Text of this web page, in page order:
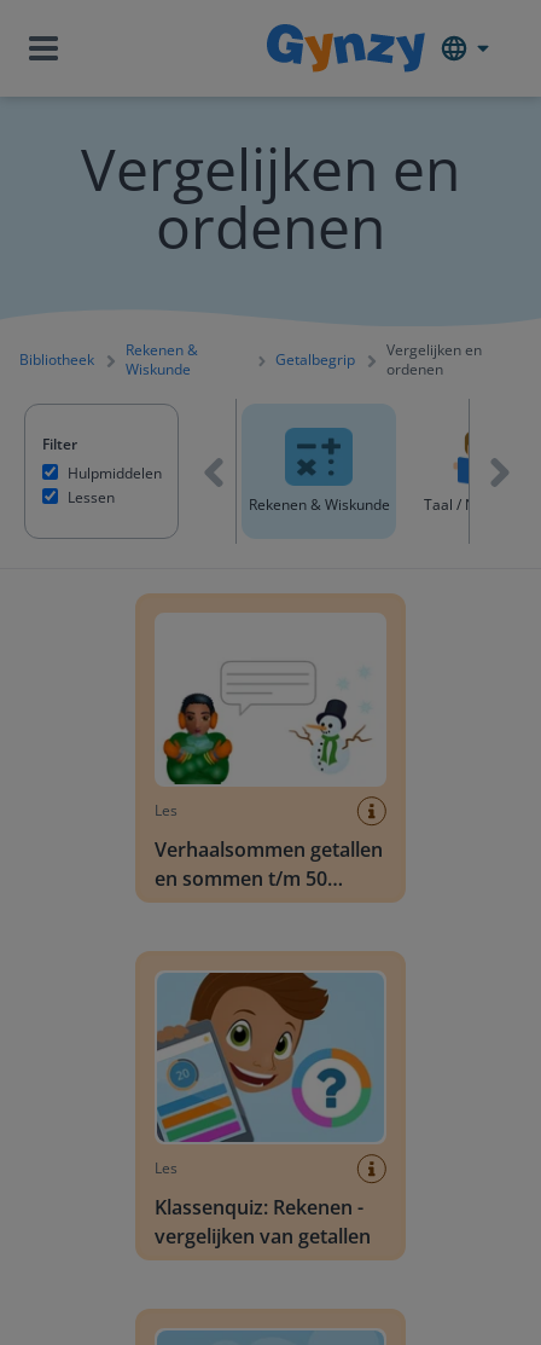
Vergelijken en
ordenen
Bibliotheek
Rekenen &
Wiskunde
Getalbegrip
Vergelijken en
ordenen
Filter
Hulpmiddelen
Lessen
Rekenen & Wiskunde Taal /
Les
Verhaalsommen getallen
en sommen t/m 50
Winter
Les
Klassenquiz: Rekenen -
vergelijken van getallen